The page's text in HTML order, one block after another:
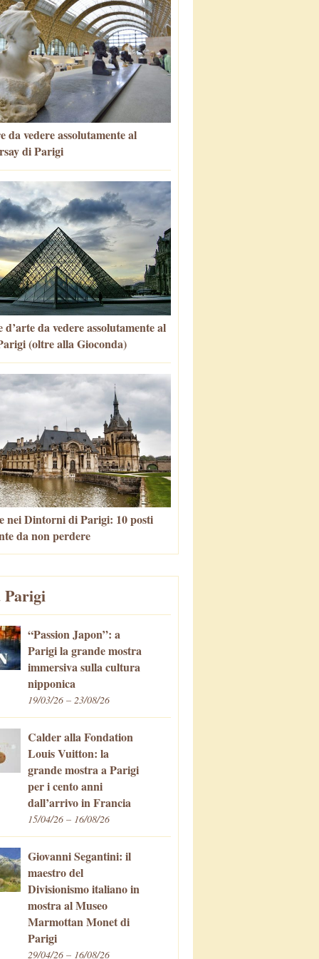
da vedere assolutamente al
di Parigi
d’arte da vedere assolutamente al
(oltre alla Gioconda)
nei Dintorni di Parigi: 10 posti
da non perdere
Parigi
“Passion Japon”: a
Parigi la grande mostra
immersiva sulla cultura
nipponica
19/03/26 – 23/08/26
Calder alla Fondation
Louis Vuitton: la
grande mostra a Parigi
per i cento anni
dall’arrivo in Francia
15/04/26 – 16/08/26
Giovanni Segantini: il
maestro del
Divisionismo italiano in
mostra al Museo
Marmottan Monet di
Parigi
29/04/26 – 16/08/26